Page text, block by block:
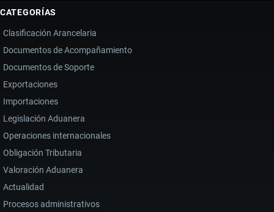
CATEGORÍAS
Clasificación Arancelaria
Documentos de Acompañamiento
Documentos de Soporte
Exportaciones
Importaciones
Legislación Aduanera
Operaciones internacionales
Obligación Tributaria
Valoración Aduanera
Actualidad
Procesos administrativos